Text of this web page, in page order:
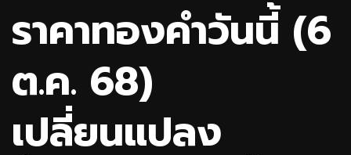
ราคาทองคำวันนี้ (6
ต.ค. 68)
เปลี่ยนแปลง